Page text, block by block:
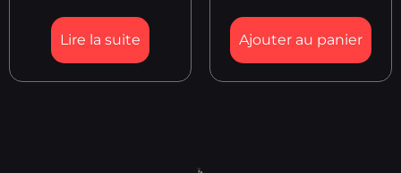
Lire la suite Ajouter au panier